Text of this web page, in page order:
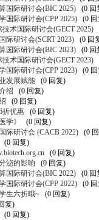
国际研讨会(BIC 2025)
(0 回
国际研讨会(CPP 2025)
(0
术国际研讨会(GECT 2025)
际研讨会(SCRT 2023)
(0 回
国际研讨会(BIC 2023)
(0 回
术国际研讨会(GECT 2023)
国际研讨会(CPP 2023)
(0
发展赋能
(0 回复)
绍
(0 回复)
(0 回复)
折优惠
(0 回复)
学》
(0 回复)
际研讨会 (CACB 2022)
(0
(0 回复)
(0 回复)
泌的影响
(0 回复)
国际研讨会(BIC 2022)
(0 回
国际研讨会(CPP 2022)
(0
生六折哦~
(0 回复)
复)
(0 回复)